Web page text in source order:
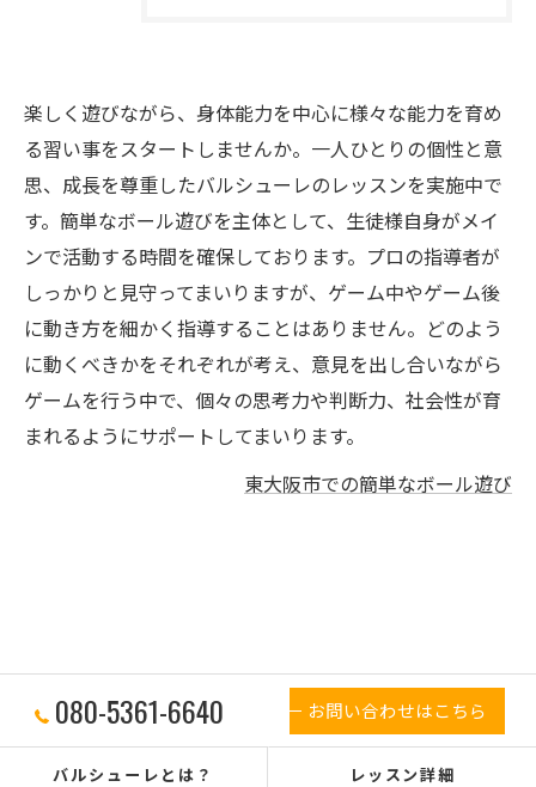
楽しく遊びながら、身体能力を中心に様々な能力を育め
る習い事をスタートしませんか。一人ひとりの個性と意
思、成長を尊重したバルシューレのレッスンを実施中で
す。簡単なボール遊びを主体として、生徒様自身がメイ
ンで活動する時間を確保しております。プロの指導者が
しっかりと見守ってまいりますが、ゲーム中やゲーム後
に動き方を細かく指導することはありません。どのよう
に動くべきかをそれぞれが考え、意見を出し合いながら
ゲームを行う中で、個々の思考力や判断力、社会性が育
まれるようにサポートしてまいります。
東大阪市での簡単なボール遊び
080-5361-6640 お問い合わせはこちら
バルシューレとは？ レッスン詳細